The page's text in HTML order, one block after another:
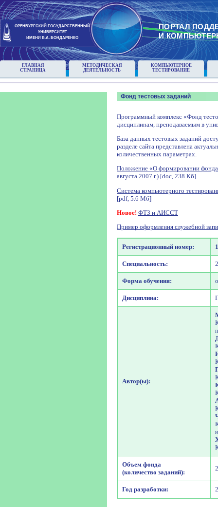
ОРЕНБУРГСКИЙ ГОСУДАРСТВЕННЫЙ
УНИВЕРСИТЕТ
ИМЕНИ В.А. БОНДАРЕНКО
ПОРТАЛ
И
ГЛАВНАЯ
СТРАНИЦА
МЕТОДИЧЕСКАЯ
ДЕЯТЕЛЬНОСТЬ
КОМПЬЮТЕРНОЕ
ТЕСТИРОВАНИЕ
Фонд тестовых заданий
Программный комплекс «Фонд
дисциплинам, преподаваемым в
База данных тестовых заданий
разделе сайта представлена
количественных параметрах.
Положение «О формировании фонда
августа 2007 г.) [doc, 238 Кб]
Система компьютерного
[pdf, 5.6 Мб]
Новое! ФТЗ и АИССТ
Пример оформления служебной
Регистрационный номер:
Специальность:
Форма обучения:
Дисциплина:
Автор(ы):
Объем фонда
(количество заданий):
Год разработки: